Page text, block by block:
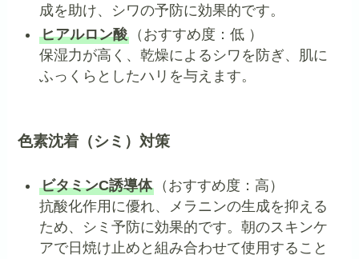
成を助け、シワの予防に効果的です。
ヒアルロン酸 （おすすめ度：低 ）
保湿力が高く、乾燥によるシワを防ぎ、肌に
ふっくらとしたハリを与えます。
色素沈着（シミ）対策
ビタミンC誘導体 （おすすめ度：高）
抗酸化作用に優れ、メラニンの生成を抑える
ため、シミ予防に効果的です。朝のスキンケ
アで日焼け止めと組み合わせて使用すること